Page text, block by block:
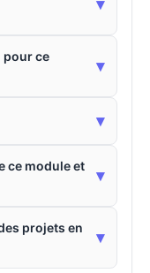
▾
pour ce
▾
▾
ce module et
▾
projets en
▾